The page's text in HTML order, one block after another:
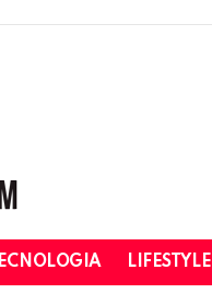
LIFESTYLE